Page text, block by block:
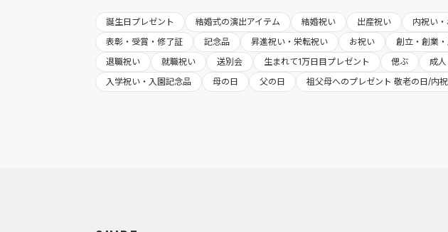
誕生日プレゼント 結婚式の演出アイテム 結婚祝い 出産祝い 内祝い
表彰・受賞・修了証
記念品 昇進祝い・栄転祝い お祝い 創立・創業
退職祝い
就職祝い 送別会 生まれて1万日目プレゼント 偲ぶ 成
入学祝い・入園記念品
母の日 父の日 祖父母へのプレゼント 敬老の日/内祝